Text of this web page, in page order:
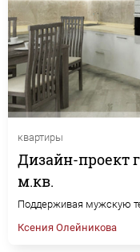
квартиры
Дизайн-проект
м.кв.
Поддерживая мужскую
Ксения Олейникова